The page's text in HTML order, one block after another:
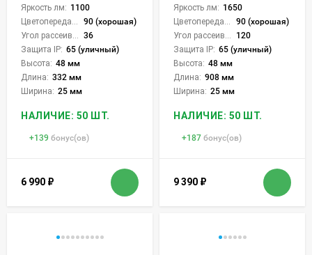
Яркость лм: 1100
90 (хорошая)
36
Защита IP: 65 (уличный)
Высота: 48 мм
Длина: 332 мм
Ширина: 25 мм
НАЛИЧИЕ: 50 ШТ.
+139 бонус(ов)
6 990 ₽
Яркость лм: 1650
90 (хорошая)
120
Защита IP: 65 (уличный)
Высота: 48 мм
Длина: 908 мм
Ширина: 25 мм
НАЛИЧИЕ: 50 ШТ.
+187 бонус(ов)
9 390 ₽